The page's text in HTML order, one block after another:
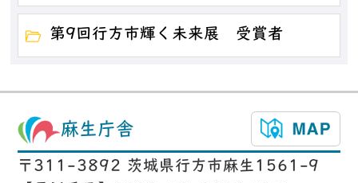
第9回行方市輝く未来展 受賞者
麻生庁舎
〒311-3892 茨城県行方市麻生1561-9